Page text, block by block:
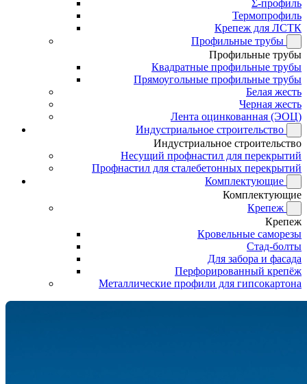
Σ-профиль
Термопрофиль
Крепеж для ЛСТК
Профильные трубы
Профильные трубы
Квадратные профильные трубы
Прямоугольные профильные трубы
Белая жесть
Черная жесть
Лента оцинкованная (ЭОЦ)
Индустриальное строительство
Индустриальное строительство
Несущий профнастил для перекрытий
Профнастил для сталебетонных перекрытий
Комплектующие
Комплектующие
Крепеж
Крепеж
Кровельные саморезы
Стад-болты
Для забора и фасада
Перфорированный крепёж
Металлические профили для гипсокартона